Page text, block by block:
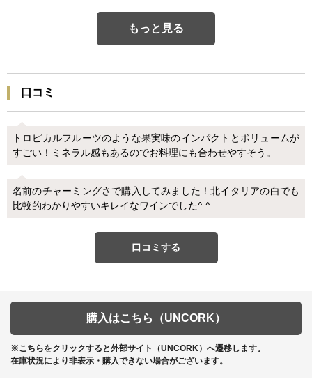
もっと見る
口コミ
トロピカルフルーツのような果実味のインパクトとボリュームが
すごい！ミネラル感もあるのでお料理にも合わせやすそう。
名前のチャーミングさで購入してみました！北イタリアの白でも
比較的わかりやすいキレイなワインでした^ ^
口コミする
購入はこちら（UNCORK）
※こちらをクリックすると外部サイト（UNCORK）へ遷移します。
在庫状況により非表示・購入できない場合がございます。